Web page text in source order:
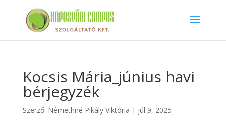
Kocsis Mária_június havi
bérjegyzék
Szerző: Némethné Pikály Viktória | júl 9, 2025